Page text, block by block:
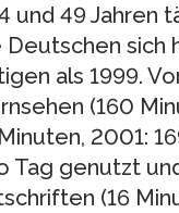
und 49 Jahren
sich
als 1999.
(160
2001:
Tag genutzt
(16